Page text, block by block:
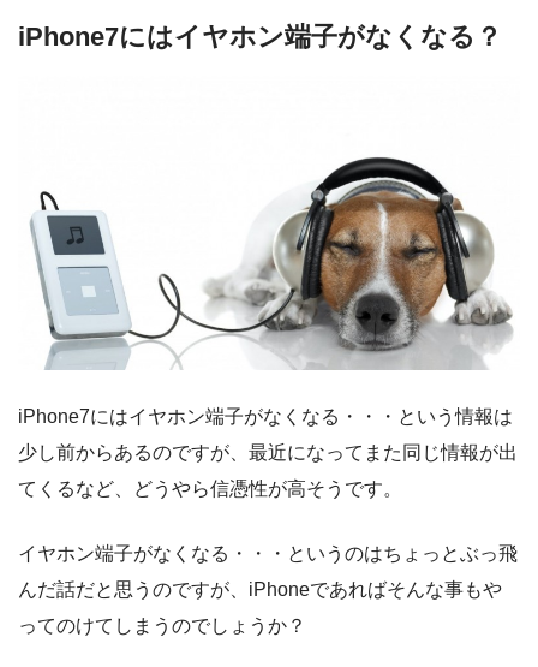
iPhone7にはイヤホン端子がなくなる？
iPhone7にはイヤホン端子がなくなる・・・という情報は
少し前からあるのですが、最近になってまた同じ情報が出
てくるなど、どうやら信憑性が高そうです。
イヤホン端子がなくなる・・・というのはちょっとぶっ飛
んだ話だと思うのですが、iPhoneであればそんな事もや
ってのけてしまうのでしょうか？